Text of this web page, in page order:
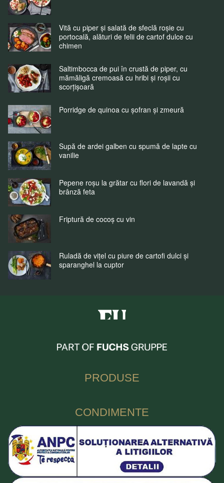
Vită cu piper și salată de sfeclă roșie cu
portocală, alături de felii de cartof dulce cu
chimen
Saltimbocca de pui în crustă de piper, cu
mămăligă cremoasă cu hribi și roșii cu
scorțișoară
Porridge de quinoa cu șofran și zmeură
Supă de ardei galben cu spumă de lapte cu
vanilie
Pepene roșu la grătar cu flori de lavandă și
brânză feta
Friptură de cocoș cu vin
Ruladă de vițel cu piure de cartofi dulci și
sparanghel la cuptor
PRODUSE
CONDIMENTE